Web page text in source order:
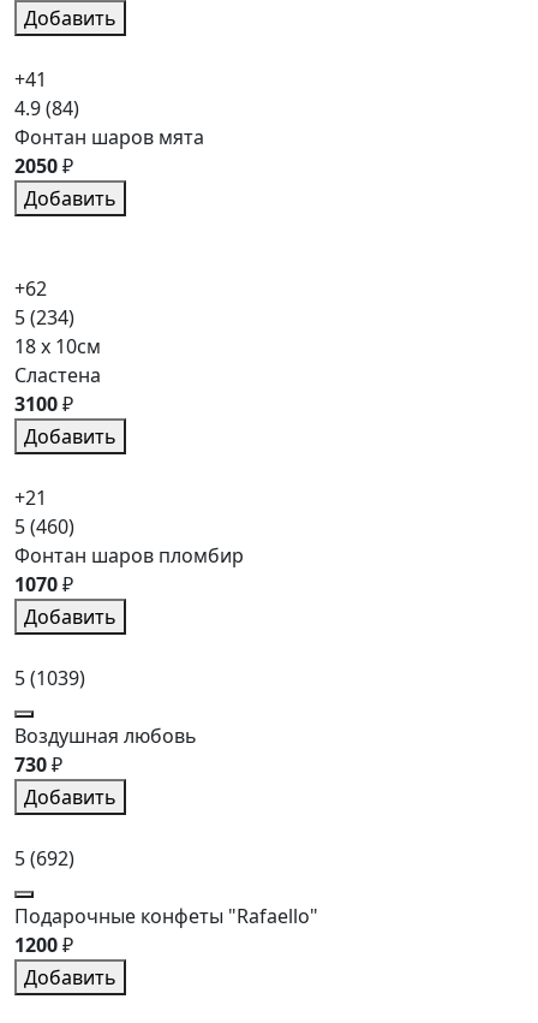
Добавить
+41
4.9(84)
Фонтан шаров мята
2050₽
Добавить
+62
5(234)
18 x 10см
Сластена
3100₽
Добавить
+21
5(460)
Фонтан шаров пломбир
1070₽
Добавить
5(1039)
Воздушная любовь
730₽
Добавить
5(692)
Подарочные конфеты "Rafaello"
1200₽
Добавить